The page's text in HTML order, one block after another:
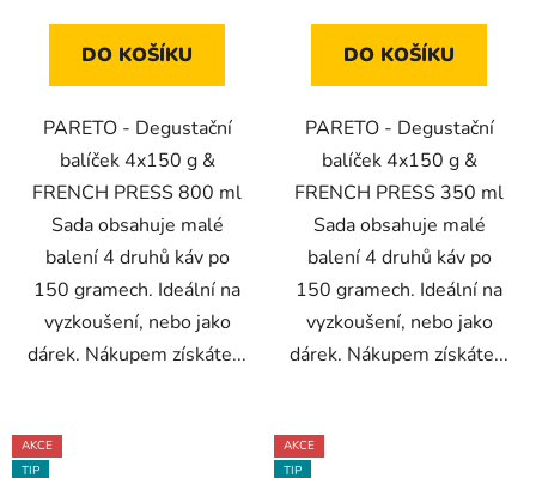
DO KOŠÍKU
PARETO - Degustační
balíček 4x150 g &
FRENCH PRESS 800 ml
Sada obsahuje malé
balení 4 druhů káv po
150 gramech. Ideální na
vyzkoušení, nebo jako
dárek. Nákupem získáte...
DO KOŠÍKU
PARETO - Degustační
balíček 4x150 g &
FRENCH PRESS 350 ml
Sada obsahuje malé
balení 4 druhů káv po
150 gramech. Ideální na
vyzkoušení, nebo jako
dárek. Nákupem získáte...
AKCE
TIP
AKCE
TIP